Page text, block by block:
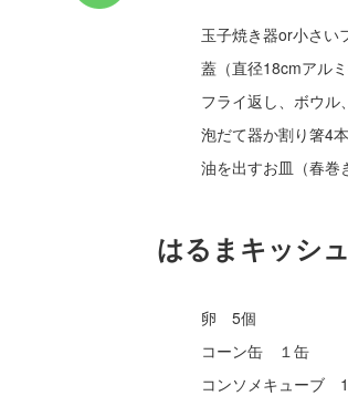
玉子焼き器or小さい
蓋（直径18cmアル
フライ返し、ボウル
泡だて器か割り箸4本
油を出すお皿（春巻
はるまキッシ
卵 5個
コーン缶 １缶
コンソメキューブ